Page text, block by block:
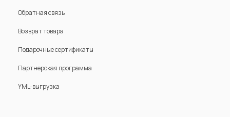
Обратная связь
Возврат товара
Подарочные сертификаты
Партнерская программа
YML-выгрузка